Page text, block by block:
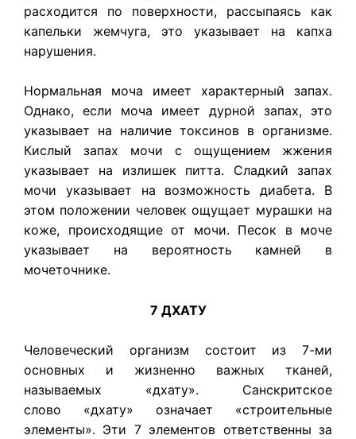
расходится по поверхности, рассыпаясь как
капельки жемчуга, это указывает на капха
нарушения.
Нормальная моча имеет характерный запах.
Однако, если моча имеет дурной запах, это
указывает на наличие токсинов в организме.
Кислый запах мочи с ощущением жжения
указывает на излишек питта. Сладкий запах
мочи указывает на возможность диабета. В
этом положении человек ощущает мурашки на
коже, происходящие от мочи. Песок в моче
указывает на вероятность камней в
мочеточнике.
7 ДХАТУ
Человеческий организм состоит из 7-ми
основных и жизненно важных тканей,
называемых «дхату». Санскритское
слово «дхату» означает «строительные
элементы». Эти 7 элементов ответственны за